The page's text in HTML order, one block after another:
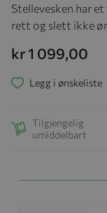
Stellevesken har
rett og slett ikke
kr 1 099,00
Legg i ønskeliste
Tilgjengelig
umiddelbart